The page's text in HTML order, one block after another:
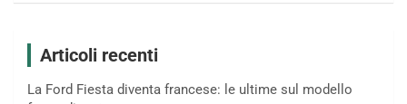
Articoli recenti
La Ford Fiesta diventa francese: le ultime sul modello